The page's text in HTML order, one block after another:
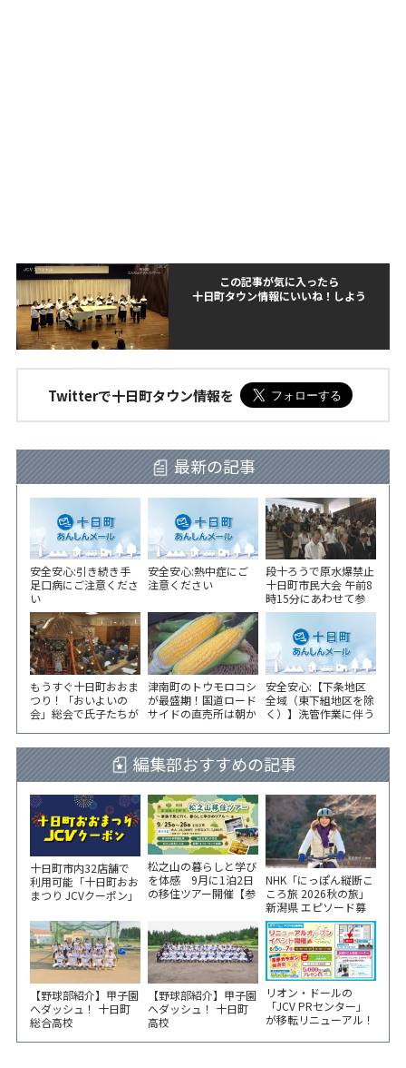
この記事が気に入ったら
十日町タウン情報にいいね！しよう
Twitterで十日町タウン情報を
最新の記事
安全安心:引き続き手
足口病にご注意くださ
い
安全安心:熱中症にご
注意ください
段十ろうで原水爆禁止
十日町市民大会 午前8
時15分にあわせて参
加者が黙とう
もうすぐ十日町おおま
つり！「おいよいの
会」総会で氏子たちが
津南町のトウモロコシ
が最盛期！国道ロード
サイドの直売所は朝か
安全安心:【下条地区
全域（東下組地区を除
く）】洗管作業に伴う
編集部おすすめの記事
十日町市内32店舗で
利用可能「十日町おお
まつり JCVクーポン」
い！
松之山の暮らしと学び
を体感 9月に1泊2日
の移住ツアー開催【参
NHK「にっぽん縦断こ
ころ旅 2026秋の旅」
新潟県 エピソード募
集中！
【野球部紹介】甲子園
へダッシュ！ 十日町
総合高校
【野球部紹介】甲子園
へダッシュ！ 十日町
高校
リオン・ドールの
「JCV PRセンター」
が移転リニューアル！
ベント開催